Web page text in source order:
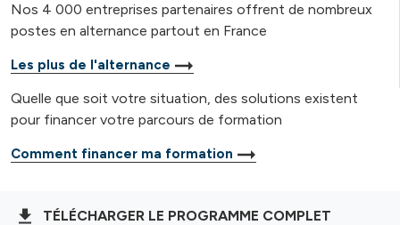
Nos 4 000 entreprises partenaires offrent de nombreux
postes en alternance partout en France
Les plus de l'alternance
Quelle que soit votre situation, des solutions existent
pour financer votre parcours de formation
Comment financer ma formation
TÉLÉCHARGER LE PROGRAMME COMPLET